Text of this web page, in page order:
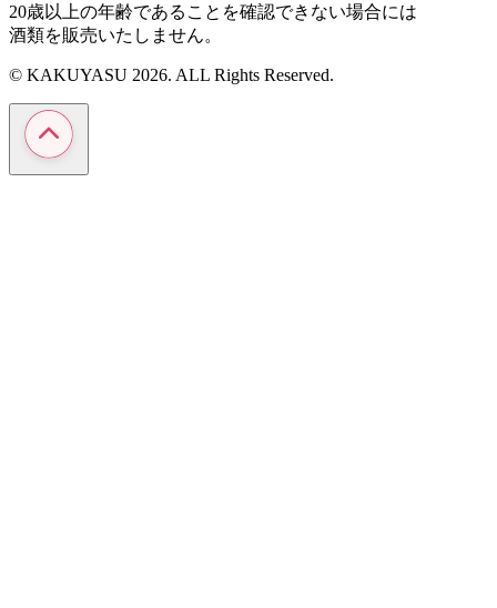
20歳以上の年齢であることを確認できない場合には
酒類を販売いたしません。
© KAKUYASU 2026. ALL Rights Reserved.